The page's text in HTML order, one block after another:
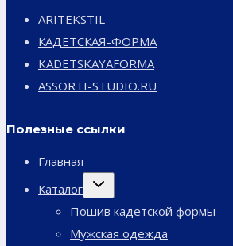
ARITEKSTIL
КАДЕТСКАЯ-ФОРМА
KADETSKAYAFORMA
ASSORTI-STUDIO.RU
Полезные ссылки
Главная
Каталог
Переключить
дочернее
Пошив кадетской формы
Мужская одежда